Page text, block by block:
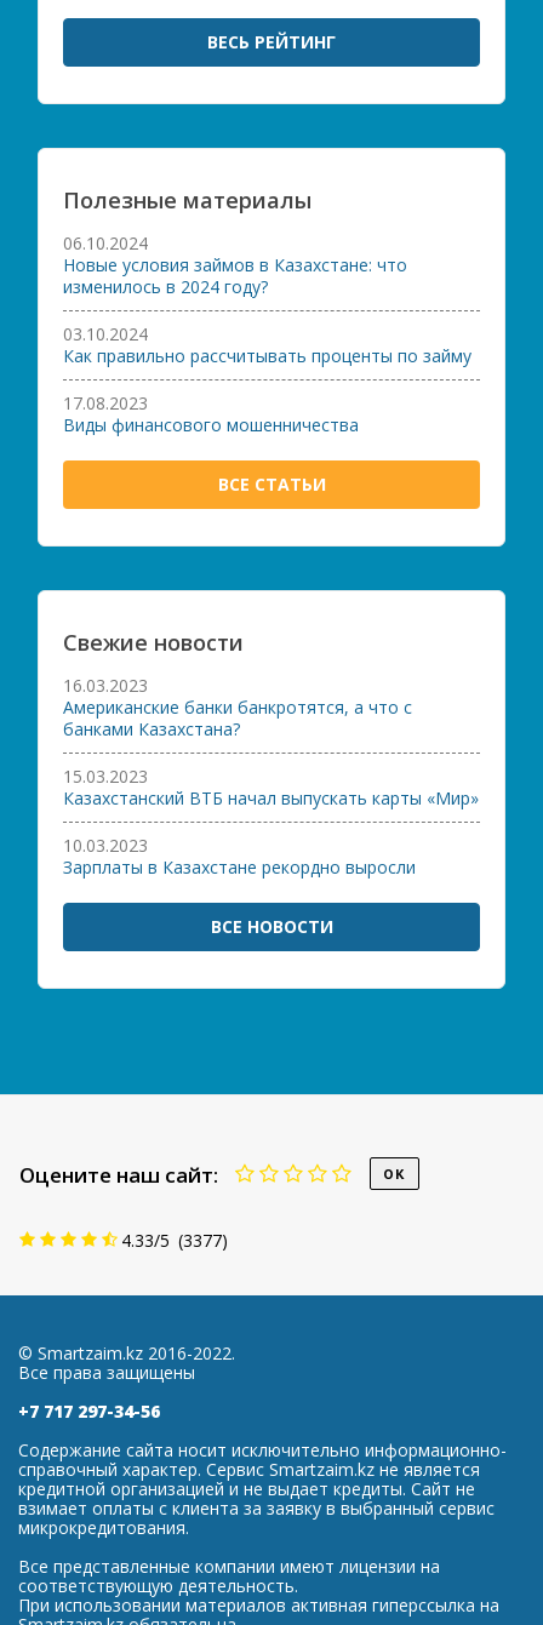
ВЕСЬ РЕЙТИНГ
Полезные материалы
06.10.2024
Новые условия займов в Казахстане: что
изменилось в 2024 году?
03.10.2024
Как правильно рассчитывать проценты по займу
17.08.2023
Виды финансового мошенничества
ВСЕ СТАТЬИ
Свежие новости
16.03.2023
Американские банки банкротятся, а что с
банками Казахстана?
15.03.2023
Казахстанский ВТБ начал выпускать карты «Мир»
10.03.2023
Зарплаты в Казахстане рекордно выросли
ВСЕ НОВОСТИ
Оцените наш сайт:
4.33/5 (3377)
© Smartzaim.kz 2016-2022.
Все права защищены
+7 717 297-34-56
Содержание сайта носит исключительно информационно-
справочный характер. Сервис Smartzaim.kz не является
кредитной организацией и не выдает кредиты. Сайт не
взимает оплаты с клиента за заявку в выбранный сервис
микрокредитования.
Все представленные компании имеют лицензии на
соответствующую деятельность.
При использовании материалов активная гиперссылка на